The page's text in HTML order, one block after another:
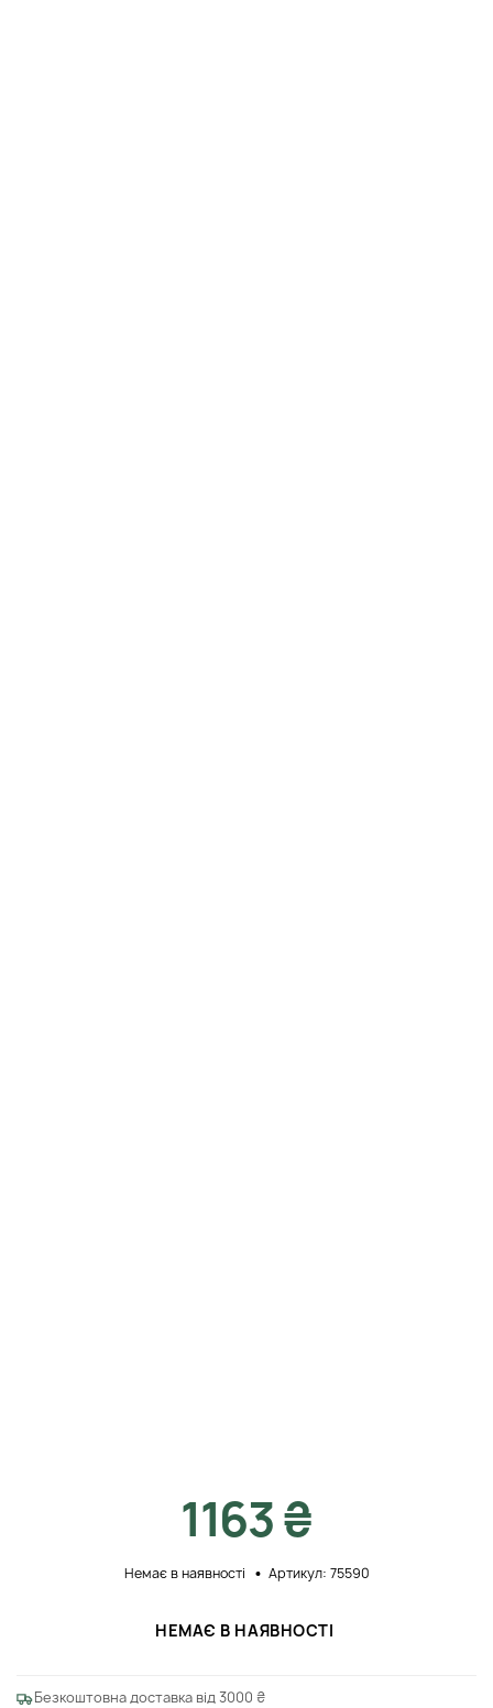
1163 ₴
Немає в наявності Артикул: 75590
НЕМАЄ В НАЯВНОСТІ
Безкоштовна доставка від 3000 ₴